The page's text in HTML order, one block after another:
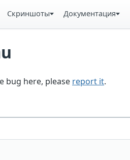
Скриншоты Документация
bug here, please report it.